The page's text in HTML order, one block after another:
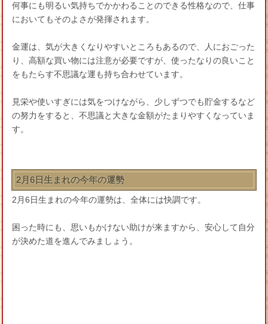
何事にも明るい気持ちでかかわることのできる性格なので、仕事
においてもそのよさが発揮されます。
金運は、気が大きくなりやすいところもあるので、人におごった
り、高額な買い物には注意が必要ですが、使ったなりの良いこと
をもたらす不思議な運も持ち合わせています。
見栄や使いすぎには気をつけながら、少しずつでも貯金するなど
の努力をすると、不思議と大きな金額がたまりやすくなっていま
す。
2月6日生まれの今年の運勢
2月6日生まれの今年の運勢は、全体には快調です。
困った時にも、思いもかけない助けが来ますから、安心して自分
が決めた道を進んでみましょう。